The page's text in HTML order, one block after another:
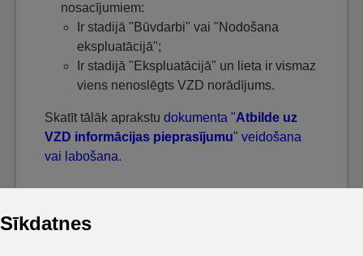
Sīkdatnes
nosacījumiem:
Ir stadijā "Būvdarbi" vai "Nodošana
ekspluatācijā";
Ir stadijā "Ekspluatācijā" un lieta ir vismaz
viens nenoslēgts VZD norādījums.
Skatīt tālāk aprakstu dokumenta "Atbilde uz
VZD informācijas pieprasījumu" veidošana
vai labošana.